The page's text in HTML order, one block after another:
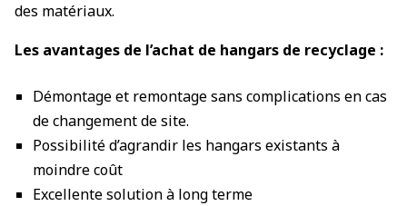
des matériaux.
Les avantages de l’achat de hangars de recyclage :
Démontage et remontage sans complications en cas
de changement de site.
Possibilité d’agrandir les hangars existants à
moindre coût
Excellente solution à long terme